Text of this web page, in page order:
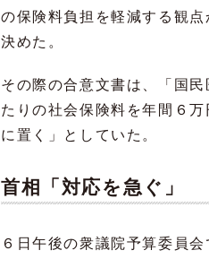
の保険料負担を軽減する観
決めた。
その際の合意文書は、「国
たりの社会保険料を年間６
に置く」としていた。
首相「対応を急ぐ」
６日午後の衆議院予算委員